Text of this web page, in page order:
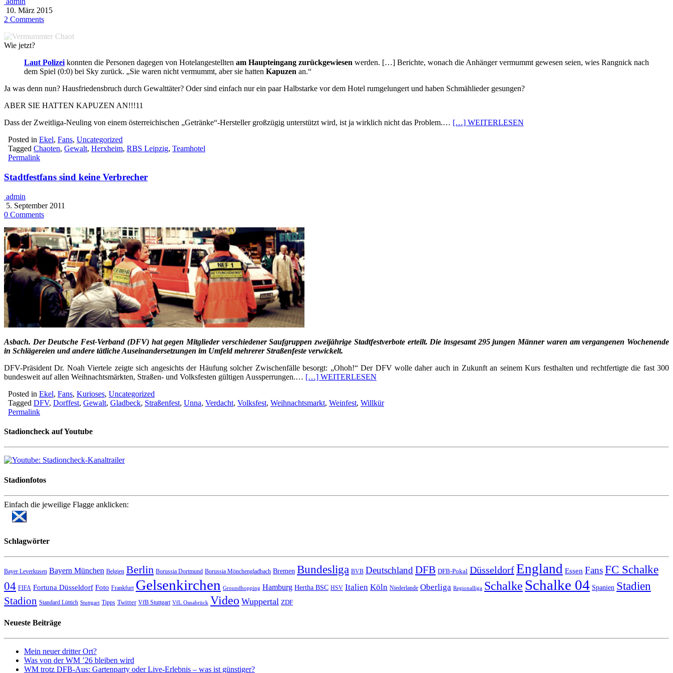
10. März 2015
2 Comments
Wie jetzt?
Laut Polizei konnten die Personen dagegen von Hotelangestellten am Haupteingang zurückgewiesen werden. […] Berichte, wonach die Anhänger vermummt gewesen seien, wies Rangnick nach
dem Spiel (0:0) bei Sky zurück. „Sie waren nicht vermummt, aber sie hatten Kapuzen an.“
Ja was denn nun? Hausfriedensbruch durch Gewalttäter? Oder sind einfach nur ein paar Halbstarke vor dem Hotel rumgelungert und haben Schmählieder gesungen?
ABER SIE HATTEN KAPUZEN AN!!!11
Dass der Zweitliga-Neuling von einem österreichischen „Getränke“-Hersteller großzügig unterstützt wird, ist ja wirklich nicht das Problem.… […] WEITERLESEN
Posted in Ekel, Fans, Uncategorized
Tagged Chaoten, Gewalt, Herxheim, RBS Leipzig, Teamhotel
Permalink
Stadtfestfans sind keine Verbrecher
admin
5. September 2011
0 Comments
Asbach. Der Deutsche Fest-Verband (DFV) hat gegen Mitglieder verschiedener Saufgruppen zweijährige Stadtfestverbote erteilt. Die insgesamt 295 jungen Männer waren am vergangenen Wochenende
in Schlägereien und andere tätliche Auseinandersetzungen im Umfeld mehrerer Straßenfeste verwickelt.
DFV-Präsident Dr. Noah Viertele zeigte sich angesichts der Häufung solcher Zwischenfälle besorgt: „Ohoh!“ Der DFV wolle daher auch in Zukunft an seinem Kurs festhalten und rechtfertigte die fast 300
bundesweit auf allen Weihnachtsmärkten, Straßen- und Volksfesten gültigen Aussperrungen.… […] WEITERLESEN
Posted in Ekel, Fans, Kurioses, Uncategorized
Tagged DFV, Dorffest, Gewalt, Gladbeck, Straßenfest, Unna, Verdacht, Volksfest, Weihnachtsmarkt, Weinfest, Willkür
Permalink
Stadioncheck auf Youtube
Stadionfotos
Einfach die jeweilige Flagge anklicken:
Schlagwörter
Bayer Leverkusen Bayern München Belgien Berlin Borussia Dortmund Borussia Mönchengladbach Bremen Bundesliga BVB DeutschlandDFB DFB-Pokal DüsseldorfEngland Essen FansFC Schalke
04 FIFA Fortuna Düsseldorf Foto Frankfurt Gelsenkirchen Groundhopping Hamburg Hertha BSC HSV Italien Köln Niederlande Oberliga Regionalliga Schalke Schalke 04 Spanien Stadien
Stadion Standard Lüttich Stuttgart Tipps Twitter VfB Stuttgart VfL Osnabrück Video Wuppertal ZDF
Neueste Beiträge
Mein neuer dritter Ort?
Was von der WM ’26 bleiben wird
WM trotz DFB-Aus: Gartenparty oder Live-Erlebnis – was ist günstiger?